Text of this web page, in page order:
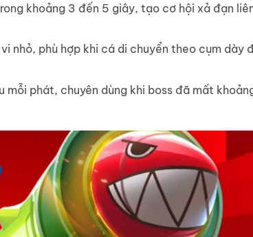
khoảng 3 đến 5 giây, tạo cơ hội xả đạn
nhỏ, phù hợp khi cá di chuyển theo cụm dày
mỗi phát, chuyên dùng khi boss đã mất